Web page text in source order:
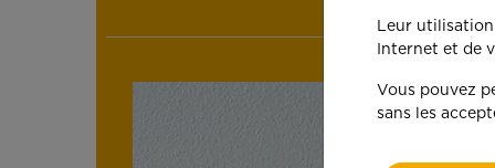
Leur
Internet et de
Vous pouvez
sans les